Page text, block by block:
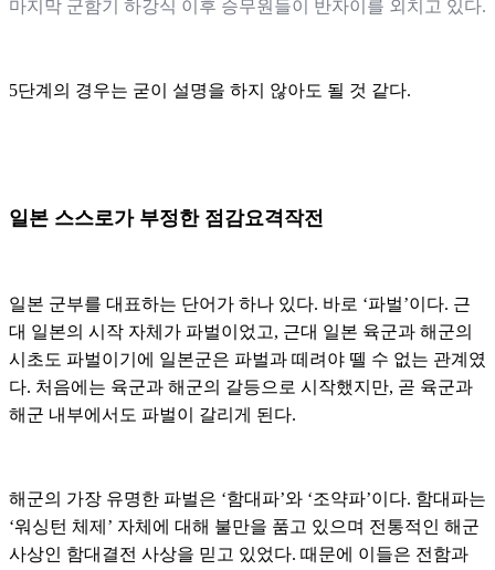
마지막 군함기 하강식 이후 승무원들이 반자이를 외치고 있다.
5단계의 경우는 굳이 설명을 하지 않아도 될 것 같다.
일본 스스로가 부정한 점감요격작전
일본 군부를 대표하는 단어가 하나 있다. 바로 ‘파벌’이다. 근
대 일본의 시작 자체가 파벌이었고, 근대 일본 육군과 해군의
시초도 파벌이기에 일본군은 파벌과 떼려야 뗄 수 없는 관계였
다. 처음에는 육군과 해군의 갈등으로 시작했지만, 곧 육군과
해군 내부에서도 파벌이 갈리게 된다.
해군의 가장 유명한 파벌은 ‘함대파’와 ‘조약파’이다. 함대파는
‘워싱턴 체제’ 자체에 대해 불만을 품고 있으며 전통적인 해군
사상인 함대결전 사상을 믿고 있었다. 때문에 이들은 전함과